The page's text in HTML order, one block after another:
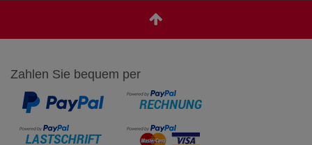
Zahlen Sie bequem per